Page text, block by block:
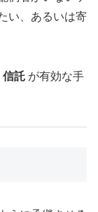
い、あるいは寄
信託 が有効な手